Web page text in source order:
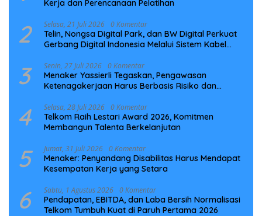
Kerja dan Perencanaan Pelatihan
2 Selasa, 21 Juli 2026 0 Komentar
Telin, Nongsa Digital Park, dan BW Digital Perkuat
Gerbang Digital Indonesia Melalui Sistem Kabel
3 Senin, 27 Juli 2026 0 Komentar
Menaker Yassierli Tegaskan, Pengawasan
Ketenagakerjaan Harus Berbasis Risiko dan
4 Selasa, 28 Juli 2026 0 Komentar
Telkom Raih Lestari Award 2026, Komitmen
Membangun Talenta Berkelanjutan
5 Jumat, 31 Juli 2026 0 Komentar
Menaker: Penyandang Disabilitas Harus Mendapat
Kesempatan Kerja yang Setara
6 Sabtu, 1 Agustus 2026 0 Komentar
Pendapatan, EBITDA, dan Laba Bersih Normalisasi
Telkom Tumbuh Kuat di Paruh Pertama 2026